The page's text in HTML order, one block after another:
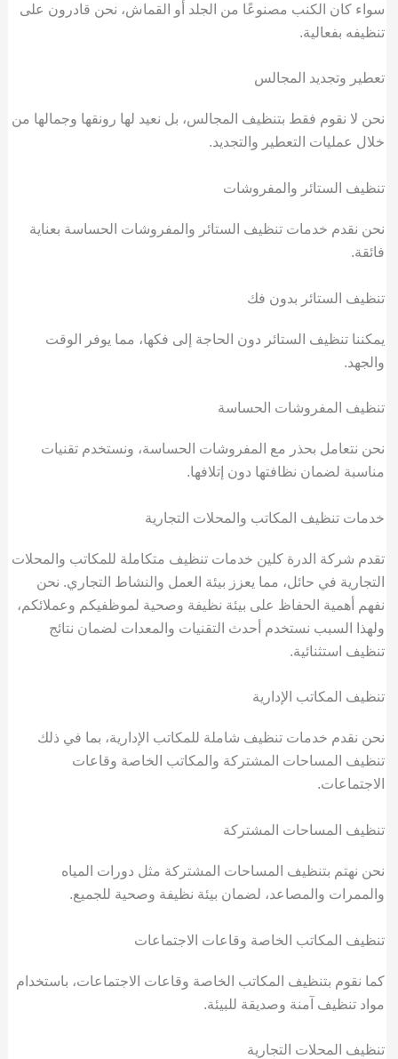
سواء كان الكنب مصنوعًا من الجلد أو القماش، نحن قادرون على
تنظيفه بفعالية.
تعطير وتجديد المجالس
نحن لا نقوم فقط بتنظيف المجالس، بل نعيد لها رونقها وجمالها من
خلال عمليات التعطير والتجديد.
تنظيف الستائر والمفروشات
نحن نقدم خدمات تنظيف الستائر والمفروشات الحساسة بعناية
فائقة.
تنظيف الستائر بدون فك
يمكننا تنظيف الستائر دون الحاجة إلى فكها، مما يوفر الوقت
والجهد.
تنظيف المفروشات الحساسة
نحن نتعامل بحذر مع المفروشات الحساسة، ونستخدم تقنيات
مناسبة لضمان نظافتها دون إتلافها.
خدمات تنظيف المكاتب والمحلات التجارية
تقدم شركة الدرة كلين خدمات تنظيف متكاملة للمكاتب والمحلات
التجارية في حائل، مما يعزز بيئة العمل والنشاط التجاري. نحن
نفهم أهمية الحفاظ على بيئة نظيفة وصحية لموظفيكم وعملائكم،
ولهذا السبب نستخدم أحدث التقنيات والمعدات لضمان نتائج
تنظيف استثنائية.
تنظيف المكاتب الإدارية
نحن نقدم خدمات تنظيف شاملة للمكاتب الإدارية، بما في ذلك
تنظيف المساحات المشتركة والمكاتب الخاصة وقاعات
الاجتماعات.
تنظيف المساحات المشتركة
نحن نهتم بتنظيف المساحات المشتركة مثل دورات المياه
والممرات والمصاعد، لضمان بيئة نظيفة وصحية للجميع.
تنظيف المكاتب الخاصة وقاعات الاجتماعات
كما نقوم بتنظيف المكاتب الخاصة وقاعات الاجتماعات، باستخدام
مواد تنظيف آمنة وصديقة للبيئة.
تنظيف المحلات التجارية